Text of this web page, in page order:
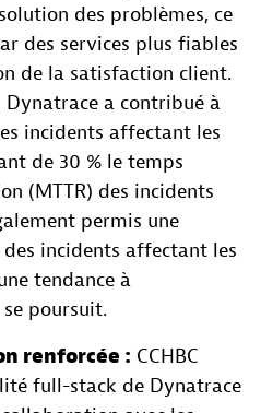
des problèmes, ce
des services plus fiables
de la satisfaction client.
Dynatrace a contribué à
incidents affectant les
de 30 % le temps
(MTTR) des incidents
permis une
incidents affectant les
tendance à
poursuit.
renforcée : CCHBC
full-stack de Dynatrace